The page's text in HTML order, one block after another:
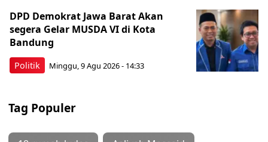
Politik
DPD Demokrat Jawa Barat Akan
segera Gelar MUSDA VI di Kota
Bandung
Minggu, 9 Agu 2026 - 14:33
Tag Populer